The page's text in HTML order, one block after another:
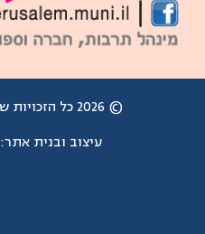
© 2026 כל הזכויות שמורות למקום לשירה
עיצוב ובנית אתר: